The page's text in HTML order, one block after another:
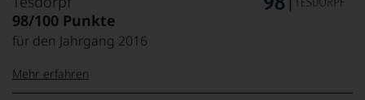
98/100 Punkte
für den Jahrgang 2016
Mehr erfahren